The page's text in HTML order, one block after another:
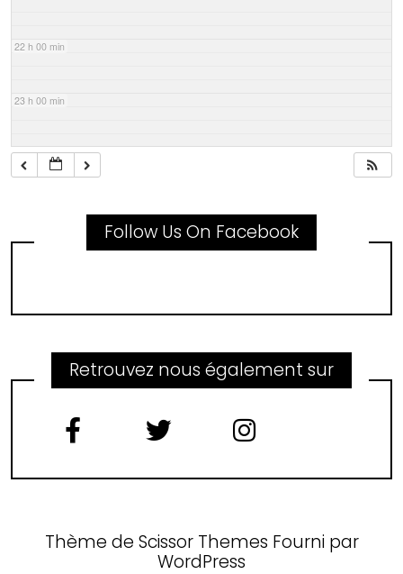
22 h 00 min
23 h 00 min
Follow Us On Facebook
Retrouvez nous également sur
Thème de Scissor Themes Fourni par
WordPress